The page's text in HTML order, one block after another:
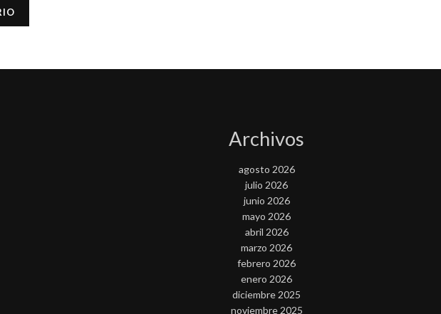
Archivos
agosto 2026
julio 2026
junio 2026
mayo 2026
abril 2026
marzo 2026
febrero 2026
enero 2026
diciembre 2025
noviembre 2025